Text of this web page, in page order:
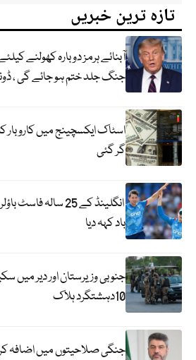
تازہ ترین خبریں
آبنائے ہرمز دوبارہ کھولنے
جنگ جلد ختم ہو جائے گی ،
اسٹاک ایکسچینج میں کاروبار
گر گئی
انگلینڈ کے 25 سالہ
باد کہہ دیا
جنوبی وزیرستان اور دیر میں
10دہشتگرد ہلاک
جنگی صلاحیتوں میں اضافہ